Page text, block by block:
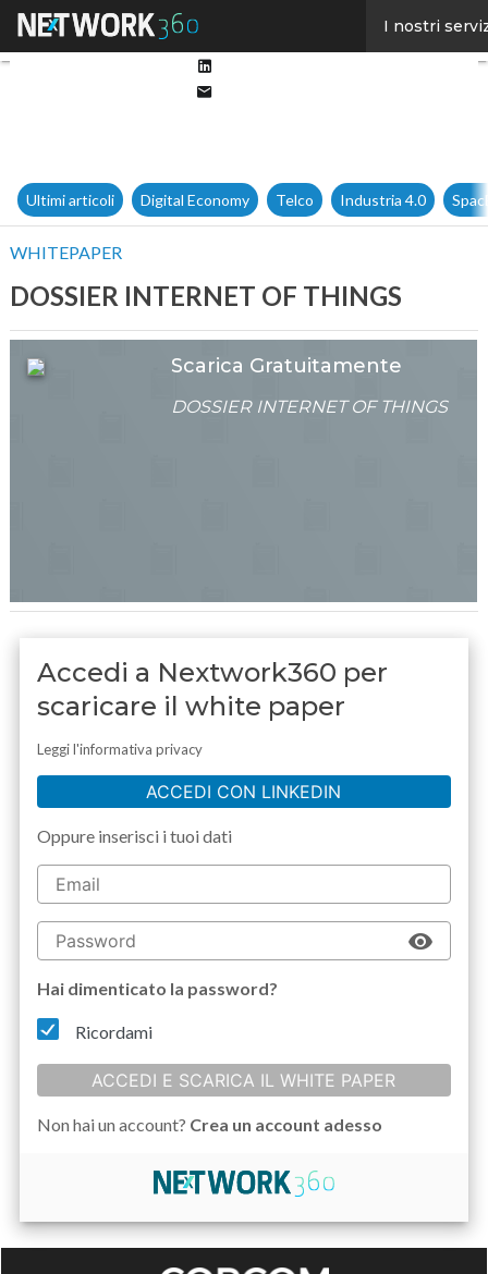
I nostri
Ultimi articoli Digital Economy Telco Industria 4.0
WHITEPAPER
DOSSIER INTERNET OF THINGS
Scarica Gratuitamente
DOSSIER INTERNET OF THINGS
Accedi a Nextwork360 per
scaricare il white paper
Leggi l'informativa privacy
ACCEDI CON LINKEDIN
Oppure inserisci i tuoi dati
Hai dimenticato la password?
Ricordami
ACCEDI E SCARICA IL WHITE PAPER
Non hai un account? Crea un account adesso